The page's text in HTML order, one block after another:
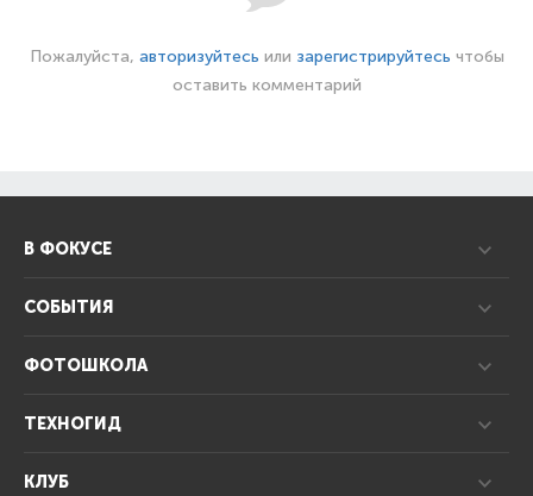
Пожалуйста, авторизуйтесь или зарегистрируйтесь чтобы
оставить комментарий
В ФОКУСЕ
СОБЫТИЯ
ФОТОШКОЛА
ТЕХНОГИД
КЛУБ